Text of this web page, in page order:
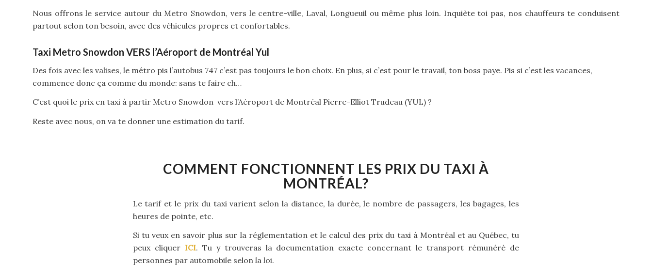
Nous offrons le service autour du Metro Snowdon, vers le centre-ville, Laval, Longueuil ou même plus loin. Inquiète toi pas, nos chauffeurs te conduisent
partout selon ton besoin, avec des véhicules propres et confortables.
Taxi Metro Snowdon VERS l’Aéroport de Montréal Yul
Des fois avec les valises, le métro pis l’autobus 747 c’est pas toujours le bon choix. En plus, si c’est pour le travail, ton boss paye. Pis si c’est les vacances,
commence donc ça comme du monde: sans te faire ch…
C’est quoi le prix en taxi à partir Metro Snowdon vers l’Aéroport de Montréal Pierre-Elliot Trudeau (YUL) ?
Reste avec nous, on va te donner une estimation du tarif.
COMMENT FONCTIONNENT LES PRIX DU TAXI À
MONTRÉAL?
Le tarif et le prix du taxi varient selon la distance, la durée, le nombre de passagers, les bagages, les
heures de pointe, etc.
Si tu veux en savoir plus sur la réglementation et le calcul des prix du taxi à Montréal et au Québec, tu
peux cliquer ICI. Tu y trouveras la documentation exacte concernant le transport rémunéré de
personnes par automobile selon la loi.